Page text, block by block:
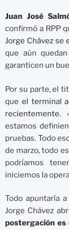
Juan José
confirmó a RPP
Jorge Chávez se
que aún
garanticen un
Por su parte, el
que el terminal
recientemente.
estamos
pruebas. Todo
de marzo, todo
podríamos
iniciemos la
Todo apuntaría
Jorge Chávez
postergación es